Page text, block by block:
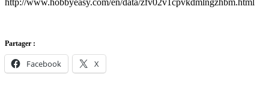
Partager :
Facebook X